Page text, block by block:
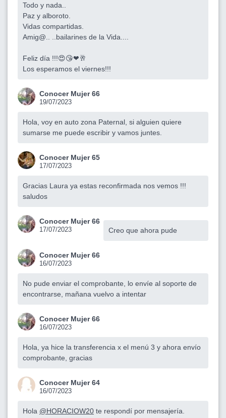
Todo y nada..
Paz y alboroto.
Vidas compartidas.
Amig@.. ..bailarines de la Vida....
Feliz día !!!😍😘❤🥂
Los esperamos el viernes!!!
Conocer Mujer 66
19/07/2023
Hola, voy en auto zona Paternal, si alguien quiere
sumarse me puede escribir y vamos juntes.
Conocer Mujer 65
17/07/2023
Gracias Laura ya estas reconfirmada nos vemos !!!
saludos
Conocer Mujer 66
17/07/2023 Creo que ahora pude
Conocer Mujer 66
16/07/2023
No pude enviar el comprobante, lo envíe al soporte de
encontrarse, mañana vuelvo a intentar
Conocer Mujer 66
16/07/2023
Hola, ya hice la transferencia x el menú 3 y ahora envío
comprobante, gracias
Conocer Mujer 64
16/07/2023
Hola @HORACIOW20 te respondí por mensajería.